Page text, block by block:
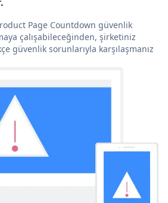
Page Countdown güvenlik
çalışabileceğinden, şirketiniz
güvenlik sorunlarıyla karşılaşmanız